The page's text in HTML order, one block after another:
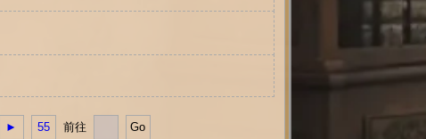
► 55 前往 Go